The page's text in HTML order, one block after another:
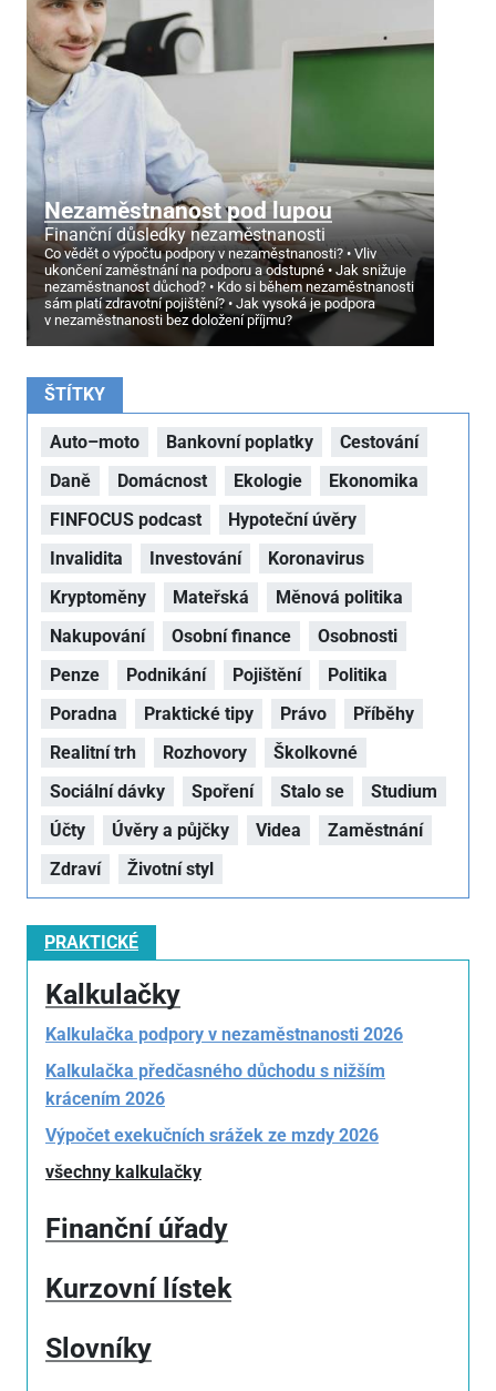
Nezaměstnanost pod lupou
Finanční důsledky nezaměstnanosti
Co vědět o výpočtu podpory v nezaměstnanosti?
Vliv
ukončení zaměstnání na podporu a odstupné
Jak snižuje
nezaměstnanost důchod?
Kdo si během nezaměstnanosti
sám platí zdravotní pojištění?
Jak vysoká je podpora
v nezaměstnanosti bez doložení příjmu?
ŠTÍTKY
Auto–moto Bankovní poplatky
Cestování
Daně
Domácnost Ekologie
Ekonomika
FINFOCUS podcast
Hypoteční úvěry
Invalidita
Investování
Koronavirus
Kryptoměny
Mateřská
Měnová politika
Nakupování
Osobní finance
Osobnosti
Penze
Podnikání Pojištění
Politika
Poradna
Praktické tipy Právo
Příběhy
Realitní trh
Rozhovory
Školkovné
Sociální dávky
Spoření Stalo se
Studium
Účty
Úvěry a půjčky Videa
Zaměstnání
Zdraví
Životní styl
PRAKTICKÉ
Kalkulačky
Kalkulačka podpory v nezaměstnanosti 2026
Kalkulačka předčasného důchodu s nižším
krácením 2026
Výpočet exekučních srážek ze mzdy 2026
všechny kalkulačky
Finanční úřady
Kurzovní lístek
Slovníky